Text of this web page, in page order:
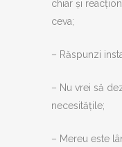
chiar și
ceva;
– Răspunzi
– Nu vrei să
necesitățile;
– Mereu este